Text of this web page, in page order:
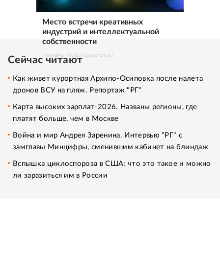
Место встречи креативных
индустрий и интеллектуальной
собственности
Реклама. https://ipquorum.ru
Сейчас читают
Как живет курортная Архипо-Осиповка после налета
дронов ВСУ на пляж. Репортаж "РГ"
Карта высоких зарплат-2026. Названы регионы, где
платят больше, чем в Москве
Война и мир Андрея Заренина. Интервью "РГ" с
замглавы Минцифры, сменившим кабинет на блиндаж
Вспышка циклоспороза в США: что это такое и можно
ли заразиться им в России